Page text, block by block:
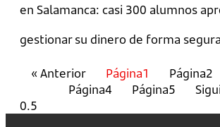
en Salamanca: casi 300 alumnos
gestionar su dinero de forma segura
« Anterior Página1 Página2
Página4 Página5